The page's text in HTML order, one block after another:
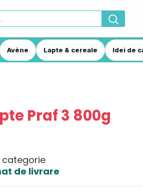
Avène Lapte & cereale Idei de
Praf 3 800g
categorie
de livrare